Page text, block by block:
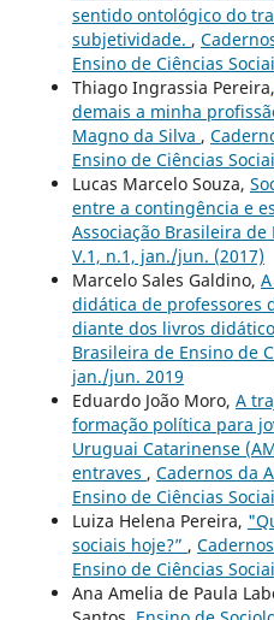
sentido ontológico do
subjetividade. ,
Ensino de Ciências
Thiago Ingrassia Pereira,
demais a minha
Magno da Silva ,
Ensino de Ciências
Lucas Marcelo Souza,
entre a contingência e
Associação Brasileira de
V.1, n.1, jan./jun. (2017)
Marcelo Sales Galdino,
didática de professores
diante dos livros
Brasileira de Ensino de
jan./jun. 2019
Eduardo João Moro, A
formação política para
Uruguai Catarinense
entraves , Cadernos da
Ensino de Ciências
Luiza Helena Pereira,
sociais hoje?” ,
Ensino de Ciências
Ana Amelia de Paula